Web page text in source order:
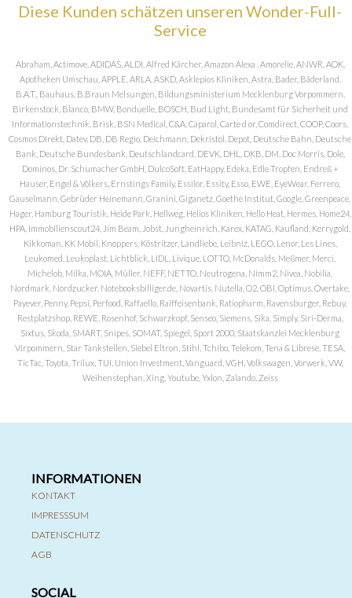
Diese Kunden schätzen unseren Wonder-Full-
Service
Abraham, Actimove, ADIDAS, ALDI, Alfred Kärcher, Amazon Alexa , Amorelie, ANWR, AOK,
Apotheken Umschau, APPLE, ARLA, ASKD, Asklepios Kliniken, Astra, Bader, Bäderland,
B.A.T., Bauhaus, B.Braun Melsungen, Bildungsministerium Mecklenburg Vorpommern,
Birkenstock, Blanco, BMW, Bonduelle, BOSCH, Bud Light, Bundesamt für Sicherheit und
Informationstechnik, Brisk, BSN Medical, C&A, Caparol, Carte d or, Comdirect, COOP, Coors,
Cosmos DIrekt, Datev, DB, DB Regio, Deichmann, Dekristol, Depot, Deutsche Bahn, Deutsche
Bank, Deutsche Bundesbank, Deutschlandcard, DEVK, DHL, DKB, DM, Doc Morris, Dole,
Dominos, Dr. Schumacher GmbH, DulcoSoft, EatHappy, Edeka, Edle Tropfen, Endreß +
Hauser, Engel & Völkers, Ernstings Family, Essilor, Essity, Esso, EWE, EyeWear, Ferrero,
Gauselmann, Gebrüder Heinemann, Granini, Giganetz, Goethe Institut, Google, Greenpeace,
Hager, Hamburg Touristik, Heide Park, Hellweg, Helios Kliniken, Hello Heat, Hermes, Home24,
HPA, Immobilienscout24, Jim Beam, Jobst, Jungheinrich, Karex, KATAG, Kaufland, Kerrygold,
Kikkoman, KK Mobil, Knoppers, Köstritzer, Landliebe, Leibniz, LEGO, Lenor, Les Lines,
Leukomed, Leukoplast, Lichtblick, LIDL, Livique, LOTTO, McDonalds, Meßmer, Merci,
Michelob, Milka, MOIA, Müller, NEFF, NETTO, Neutrogena, Nimm2, Nivea, Nobilia,
Nordmark, Nordzucker, Notebooksbilliger.de, Novartis, Nutella, O2, OBI, Optimus, Overtake,
Payever, Penny, Pepsi, Perfood, Raffaello, Raiffeisenbank, Ratiopharm, Ravensburger, Rebuy,
Restplatzshop, REWE, Rosenhof, Schwarzkopf, Senseo, Siemens, Sika, Simply, Siri-Derma,
Sixtus, Skoda, SMART, Snipes, SOMAT, Spiegel, Sport 2000, Staatskanzlei Mecklenburg
Virpommern, Star Tankstellen, Siebel Eltron, Stihl, Tchibo, Telekom, Tena & Librese, TESA,
TicTac, Toyota, Trilux, TUI, Union Investment, Vanguard, VGH, Volkswagen, Vorwerk, VW,
Weihenstephan, Xing, Youtube, Yxlon, Zalando, Zeiss
INFORMATIONEN
KONTAKT
IMPRESSSUM
DATENSCHUTZ
AGB
SOCIAL